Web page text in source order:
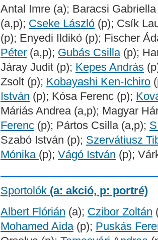
Antal Imre (a); Baracsi
(a,p); Cseke László(p); Csík
(p); Enyedi Ildikó (p); Fischer
Péter(a,p); Gubás Csilla(p);
Járay Judit (p); Kepes András
Zsolt (p); Kobayashi Ken-Ichiro
István (p); Kósa Ferenc (p);
Máriás Andrea (a,p); Magyar
Ferenc(p); Pártos Csilla (a,p);
Szabó István (p); Szervátiusz
Mónika (p); Vágó István (p);
Sportolók(a: akció, p: portré)
Albert Flórián (a); Czibor Zoltán
Mohamed Aida(p); Puskás